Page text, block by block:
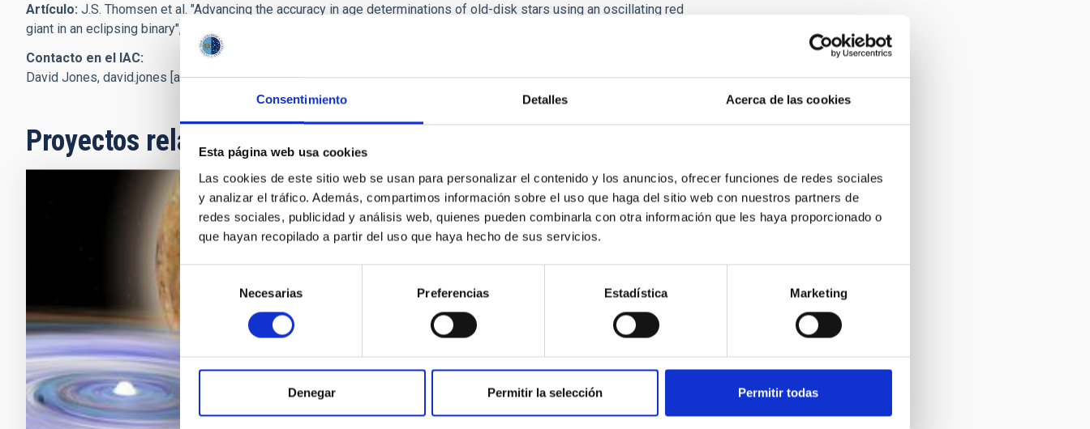
Consentimiento Detalles Acerca de las cookies
Esta página web usa cookies
Las cookies de este sitio web se usan para personalizar el contenido y los anuncios, ofrecer funciones de redes sociales
y analizar el tráfico. Además, compartimos información sobre el uso que haga del sitio web con nuestros partners de
redes sociales, publicidad y análisis web, quienes pueden combinarla con otra información que les haya proporcionado o
que hayan recopilado a partir del uso que haya hecho de sus servicios.
Selección
consentimiento
Necesarias Preferencias Estadística Marketing
Denegar Permitir la selección Permitir todas
Artículo: J.S. Thomsen et al. "Advancing the accuracy in age determinations of old-disk stars using an oscillating red
giant in an eclipsing binary", Astronomy and Astrophysics, 2025. DOI:
Contacto en el IAC:
David Jones, david.jones [at]iac.es(david[dot]jones[at]iac[dot]es)
Proyectos relacionados
Estrellas Binarias
El estudio de las estrellas binarias es una parte esencial de la
astrofísica estelar. Una gran parte de las estrellas de nuestra Galaxia
y de otras galaxias se ha formado en sistemas binarios o múltiples,
importante desde el punto de vista estelar y galáctico. Un aspecto en